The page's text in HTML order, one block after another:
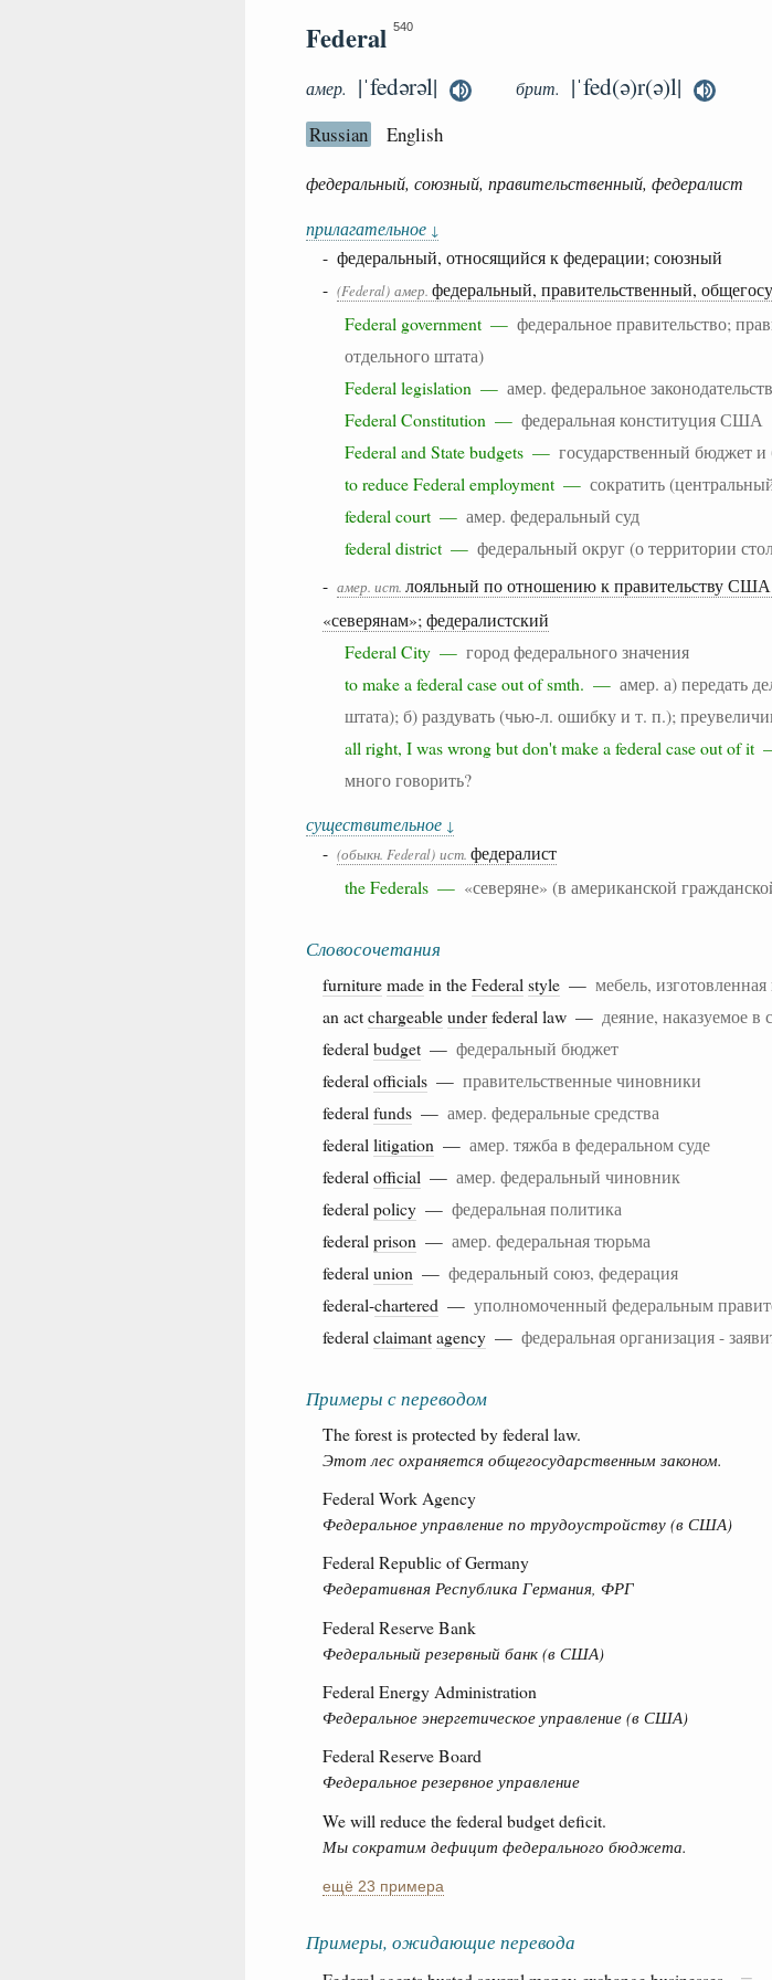
Federal 540
амер. |ˈfedərəl| брит. |ˈfed(ə)r(ə)l|
Russian English
федеральный, союзный, правительственный, федералист
прилагательное ↓
- федеральный, относящийся к федерации; союзный
- (Federal) амер. федеральный, правительственный,
Federal government — федеральное правительство;
отдельного штата)
Federal legislation — амер. федеральное
Federal Constitution — федеральная конституция США
Federal and State budgets — государственный бюджет
to reduce Federal employment — сократить
federal court — амер. федеральный суд
federal district — федеральный округ (о территории
- амер. ист. лояльный по отношению к правительству США
«северянам»; федералистский
Federal City — город федерального значения
to make a federal case out of smth. — амер. а) передать
штата); б) раздувать (чью-л. ошибку и т. п.);
all right, I was wrong but don't make a federal case out of it
много говорить?
существительное ↓
- (обыкн. Federal) ист. федералист
the Federals — «северяне» (в американской
Словосочетания
furnituremadein theFederal style — мебель,
an actchargeableunderfederal law — деяние, наказуемое в
federal budget — федеральный бюджет
federal officials — правительственные чиновники
federal funds — амер. федеральные средства
federal litigation — амер. тяжба в федеральном суде
federal official — амер. федеральный чиновник
federal policy — федеральная политика
federal prison — амер. федеральная тюрьма
federal union — федеральный союз, федерация
federal-chartered — уполномоченный федеральным
federal claimantagency — федеральная организация -
Примеры с переводом
The forest is protected by federal law.
Этот лес охраняется общегосударственным законом.
Federal Work Agency
Федеральное управление по трудоустройству (в США)
Federal Republic of Germany
Федеративная Республика Германия, ФРГ
Federal Reserve Bank
Федеральный резервный банк (в США)
Federal Energy Administration
Федеральное энергетическое управление (в США)
Federal Reserve Board
Федеральное резервное управление
We will reduce the federal budget deficit.
Мы сократим дефицит федерального бюджета.
ещё 23 примера
Примеры, ожидающие перевода